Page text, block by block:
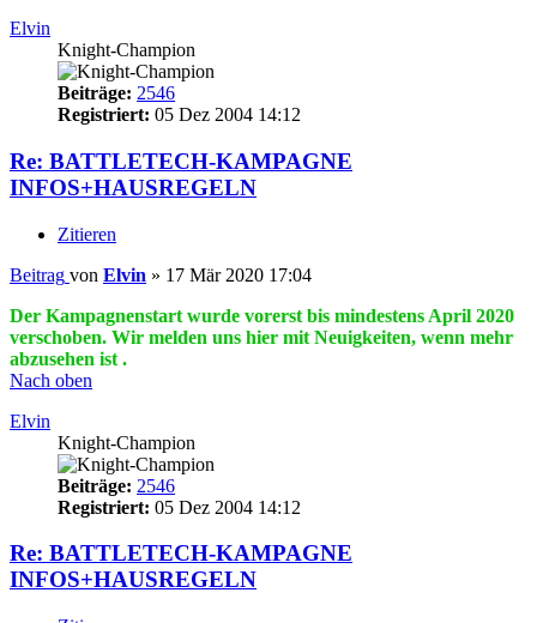
Elvin
Knight-Champion
Beiträge: 2546
Registriert: 05 Dez 2004 14:12
Re: BATTLETECH-KAMPAGNE
INFOS+HAUSREGELN
Zitieren
Beitrag von Elvin » 17 Mär 2020 17:04
Der Kampagnenstart wurde vorerst bis mindestens April 2020
verschoben. Wir melden uns hier mit Neuigkeiten, wenn mehr
abzusehen ist .
Nach oben
Elvin
Knight-Champion
Beiträge: 2546
Registriert: 05 Dez 2004 14:12
Re: BATTLETECH-KAMPAGNE
INFOS+HAUSREGELN